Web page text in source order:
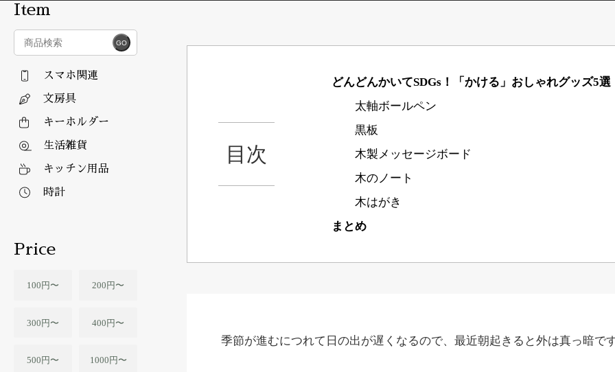
Item
スマホ関連
文房具
キーホルダー
生活雑貨
キッチン用品
時計
Price
100円〜 200円〜
300円〜 400円〜
500円〜 1000円〜
目次
どんどんかいてSDGs！「かける」おしゃれグッズ5選
太軸ボールペン
黒板
木製メッセージボード
木のノート
木はがき
まとめ
季節が進むにつれて日の出が遅くなるので、最近朝起きると外は真っ暗で